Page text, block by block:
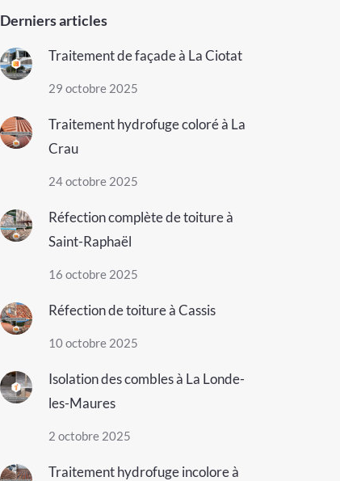
Derniers articles
Traitement de façade à La Ciotat
29 octobre 2025
Traitement hydrofuge coloré à La
Crau
24 octobre 2025
Réfection complète de toiture à
Saint-Raphaël
16 octobre 2025
Réfection de toiture à Cassis
10 octobre 2025
Isolation des combles à La Londe-
les-Maures
2 octobre 2025
Traitement hydrofuge incolore à